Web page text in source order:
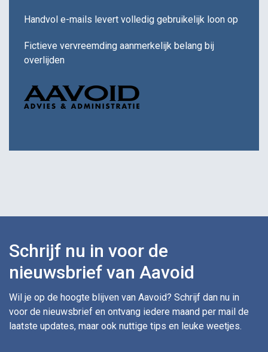
Handvol e-mails levert volledig gebruikelijk loon op
Fictieve vervreemding aanmerkelijk belang bij
overlijden
Schrijf nu in voor de
nieuwsbrief van Aavoid
Wil je op de hoogte blijven van Aavoid? Schrijf dan nu in
voor de nieuwsbrief en ontvang iedere maand per mail de
laatste updates, maar ook nuttige tips en leuke weetjes.